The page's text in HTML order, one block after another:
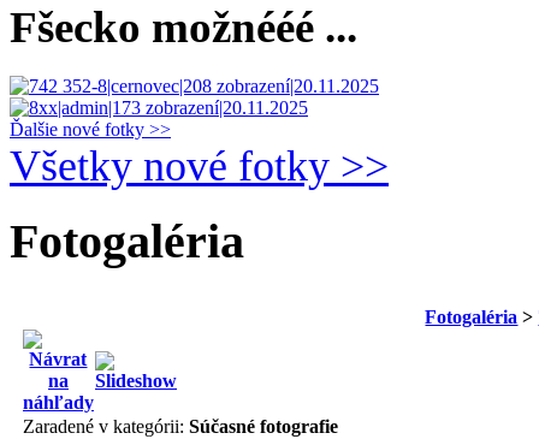
Fšecko možnééé ...
Ďalšie nové fotky >>
Všetky nové fotky >>
Fotogaléria
Fotogaléria >
Zaradené v kategórii: Súčasné fotografie